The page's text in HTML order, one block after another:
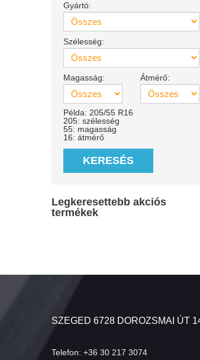
Gyártó:
Szélesség:
Magasság: Átmérő:
Példa: 205/55 R16
205: szélesség
55: magasság
16: átmérő
KERESÉS
Legkeresettebb akciós
termékek
SZEGED 6728 DOROZSMAI ÚT
Telefon: +36 30 217 3074